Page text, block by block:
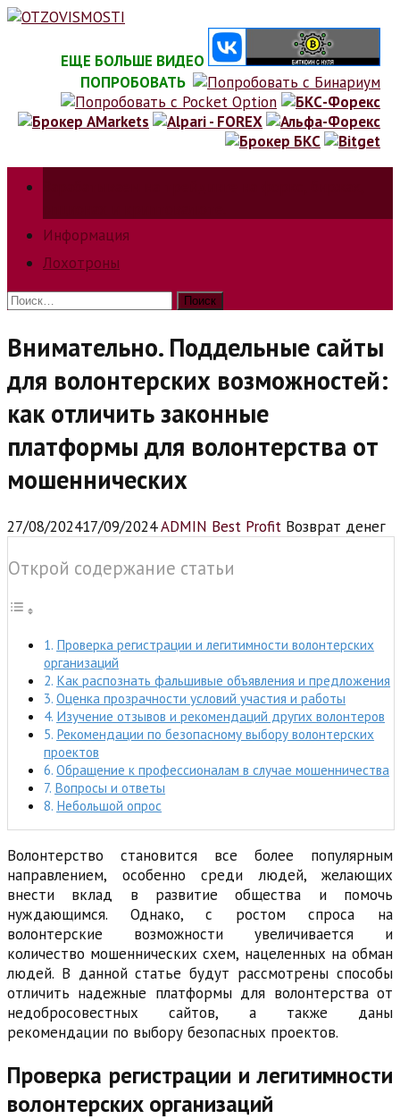
Skip
ЕЩЕ БОЛЬШЕ ВИДЕО
ПОПРОБОВАТЬ
Информация
Лохотроны
Найти:
Внимательно. Поддельные сайты
для волонтерских возможностей:
как отличить законные
платформы для волонтерства от
мошеннических
27/08/202417/09/2024ADMIN Best Profit Возврат денег
Открой содержание статьи
Проверка регистрации и легитимности волонтерских
организаций
Как распознать фальшивые объявления и предложения
Оценка прозрачности условий участия и работы
Изучение отзывов и рекомендаций других волонтеров
Рекомендации по безопасному выбору волонтерских
проектов
Обращение к профессионалам в случае мошенничества
Вопросы и ответы
Небольшой опрос
Волонтерство становится все более популярным
направлением, особенно среди людей, желающих
внести вклад в развитие общества и помочь
нуждающимся. Однако, с ростом спроса на
волонтерские возможности увеличивается и
количество мошеннических схем, нацеленных на обман
людей. В данной статье будут рассмотрены способы
отличить надежные платформы для волонтерства от
недобросовестных сайтов, а также даны
рекомендации по выбору безопасных проектов.
Проверка регистрации и легитимности
волонтерских организаций